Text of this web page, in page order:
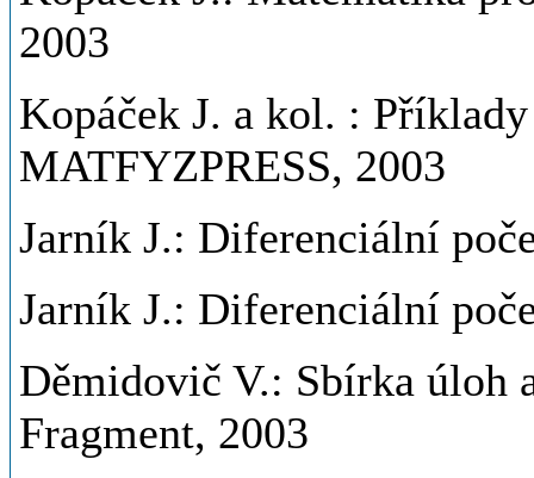
2003
Kopáček J. a kol. :
MATFYZPRESS, 2003
Jarník J.: Diferenciální
Jarník J.: Diferenciální
Děmidovič V.: Sbírka úloh
Fragment, 2003